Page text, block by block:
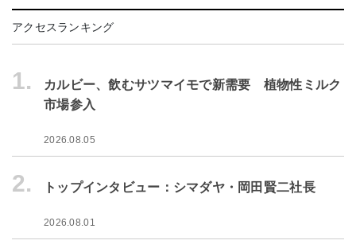
アクセスランキング
1.
カルビー、飲むサツマイモで新需要 植物性ミルク
市場参入
2026.08.05
2. トップインタビュー：シマダヤ・岡田賢二社長
2026.08.01